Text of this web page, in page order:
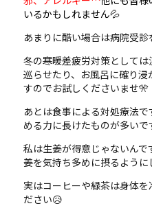
いるかもしれません💦
あまりに酷い場合は病院受
冬の寒暖差疲労対策として
巡らせたり、お風呂に確り
すのでお試しくださいませ🎌
あとは食事による対処療法
める力に長けたものが多いで
私は生姜が得意じゃないん
姜を気持ち多めに摂るよう
実はコーヒーや緑茶は身体
ださい😥